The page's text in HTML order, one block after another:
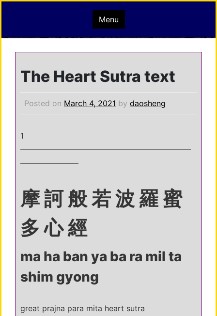
content
mindisbuddha.org
buddha nature pervades the whole universe
Menu
The Heart Sutra text
Posted on March 4, 2021 by daosheng
1
——————————————————————
———————–
摩 訶 般 若 波 羅 蜜
多 心 經
ma ha ban ya ba ra mil ta
shim gyong
great prajna para mita heart sutra